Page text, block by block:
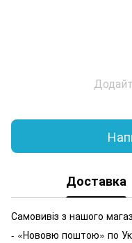
Доставка
Самовивіз з нашого
- «Нововю поштою» по